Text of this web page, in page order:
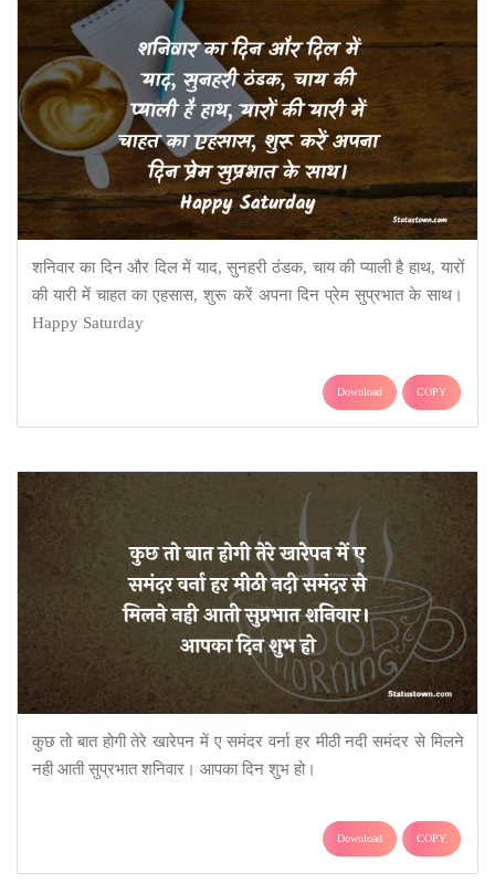
शनिवार का दिन और दिल में याद, सुनहरी ठंडक, चाय की प्याली है हाथ, यारों
की यारी में चाहत का एहसास, शुरू करें अपना दिन प्रेम सुप्रभात के साथ।
Happy Saturday
Download COPY
कुछ तो बात होगी तेरे खारेपन में ए समंदर वर्ना हर मीठी नदी समंदर से मिलने
नही आती सुप्रभात शनिवार। आपका दिन शुभ हो।
Download COPY